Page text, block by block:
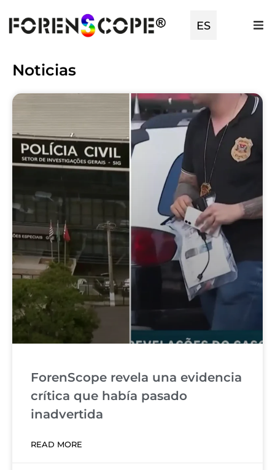
ES
TR
Noticias
ForenScope revela una evidencia
crítica que había pasado
inadvertida
READ MORE